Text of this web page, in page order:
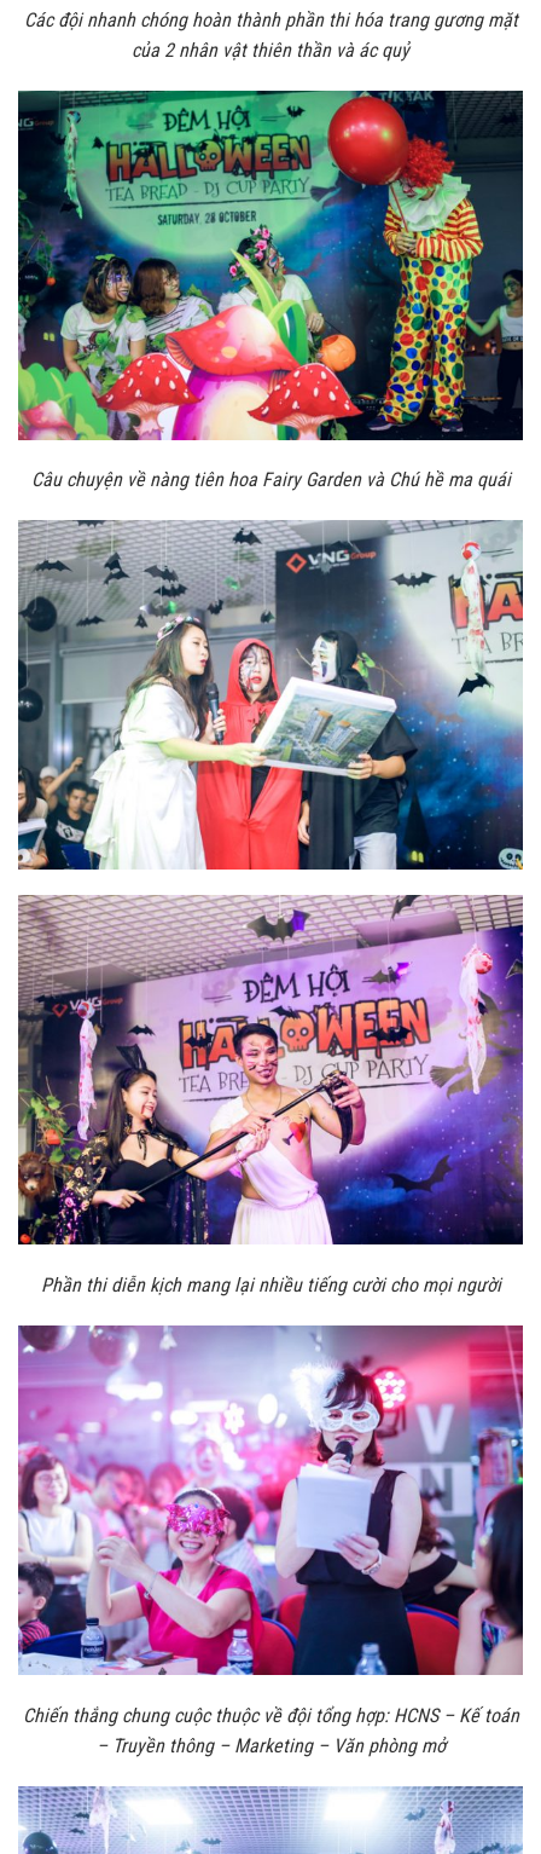
Các đội nhanh chóng hoàn thành phần thi hóa trang gương mặt
của 2 nhân vật thiên thần và ác quỷ
Câu chuyện về nàng tiên hoa Fairy Garden và Chú hề ma quái
Phần thi diễn kịch mang lại nhiều tiếng cười cho mọi người
Chiến thắng chung cuộc thuộc về đội tổng hợp: HCNS – Kế toán
– Truyền thông – Marketing – Văn phòng mở